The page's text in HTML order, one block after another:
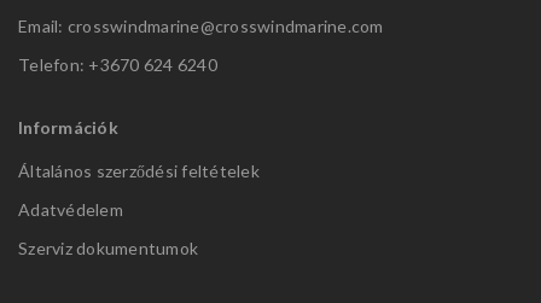
Email: crosswindmarine@crosswindmarine.com
Telefon: +3670 624 6240
Információk
Általános szerződési feltételek
Adatvédelem
Szerviz dokumentumok